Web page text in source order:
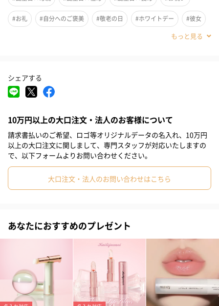
・肌にハリツヤを出したい方
こんな方におすすめです。
分子量の異なる６種類のヒアルロン酸を配合した、１日中ケア出
来る唇用美容液です。保湿速度にバリエーションを持たせること
い唇を潤いで満たし、ツヤのある口元へ導きます。
唇用に分子量の小さいヒアルロン酸を豊富に配合し、素早く角質
層まで浸透させることで、ふっくらとした唇へ。持ち歩きにも便
利なパッケージで、リップを塗る前の土台作りにもお使いいただ
けます。日中もみずみずしい唇を持続させてくれます。
成分/水, グリセリン, 加水分解ムコ多糖, ヒアルロン酸
Na, カプリリルグリコール, カルボマー, 1,2-ヘキサンジ
オール, BG, 水酸化Na, ヒアルロン酸クロスポリマー
Na, EDTA-2Na, 加水分解ヒアルロン酸, ヒアルロン酸,
トロポロン, コンドロイチン硫酸Na, ヒドロキシプロピ
ルシクロデキストリン, 加水分解ヒアルロン酸Na, ペン
チレングリコール, エチルヘキシルグリセリン, フェノ
#お礼 #自分へのご褒美 #敬老の日 #ホワイトデー #彼女
#上司女性
シェアする
10万円以上の大口注文・法人のお客様について
請求書払いのご希望、ロゴ等オリジナルデータの名入れ、10万円
以上の大口注文に関しまして、専門スタッフが対応いたしますの
で、以下フォームよりお問い合わせください。
大口注文・法人のお問い合わせはこちら
あなたにおすすめのプレゼント